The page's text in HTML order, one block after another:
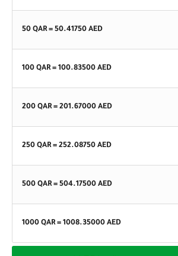
50 QAR = 50.41750 AED
100 QAR = 100.83500 AED
200 QAR = 201.67000 AED
250 QAR = 252.08750 AED
500 QAR = 504.17500 AED
1000 QAR = 1008.35000 AED